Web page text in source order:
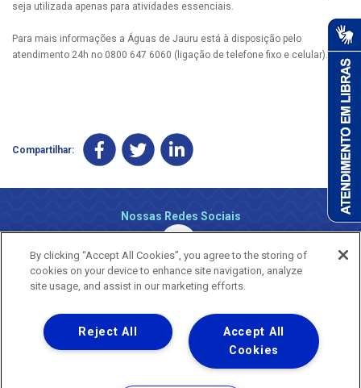
seja utilizada apenas para atividades essenciais.
Para mais informações a Águas de Jauru está à disposição pelo
atendimento 24h no 0800 647 6060 (ligação de telefone fixo e celular).
Compartilhar:
Nossas Redes Sociais
Uma empresa
Copyright ® 2026 - Todos os Direitos Reservados.
Nossa natureza movimenta a vida
By clicking “Accept All Cookies”, you agree to the storing of
cookies on your device to enhance site navigation, analyze
site usage, and assist in our marketing efforts.
Accept All
Cookies
Reject All